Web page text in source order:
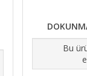
Bu